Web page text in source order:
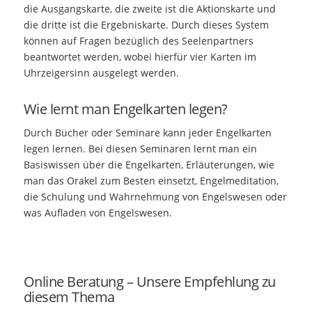
die Ausgangskarte, die zweite ist die Aktionskarte und
die dritte ist die Ergebniskarte. Durch dieses System
können auf Fragen bezüglich des Seelenpartners
beantwortet werden, wobei hierfür vier Karten im
Uhrzeigersinn ausgelegt werden.
Wie lernt man Engelkarten legen?
Durch Bücher oder Seminare kann jeder Engelkarten
legen lernen. Bei diesen Seminaren lernt man ein
Basiswissen über die Engelkarten, Erläuterungen, wie
man das Orakel zum Besten einsetzt, Engelmeditation,
die Schulung und Wahrnehmung von Engelswesen oder
was Aufladen von Engelswesen.
Online Beratung – Unsere Empfehlung zu
diesem Thema